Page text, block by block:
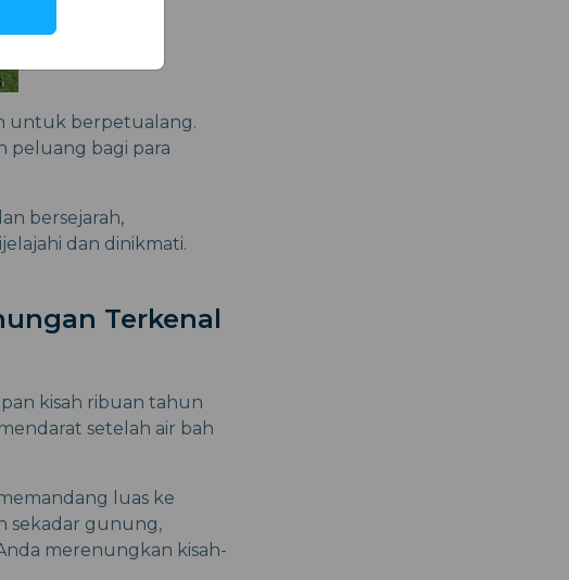
untuk berpetualang.
peluang bagi para
bersejarah,
dan dinikmati.
Terkenal
kisah ribuan tahun
setelah air bah
luas ke
sekadar gunung,
merenungkan kisah-